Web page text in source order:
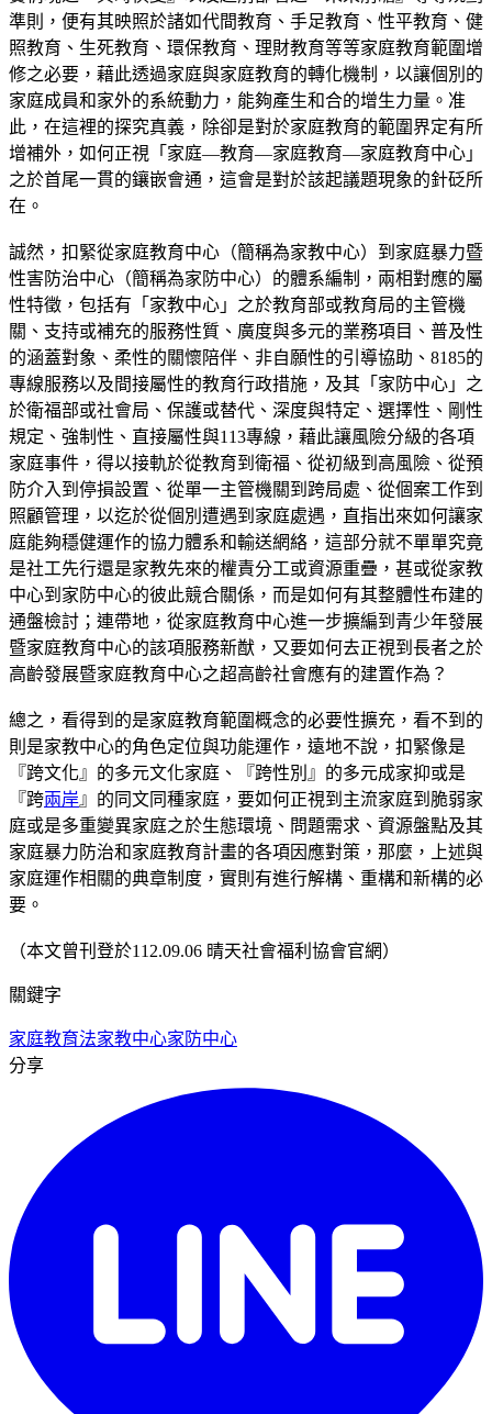
準則，便有其映照於諸如代間教育、手足教育、性平教育、健
照教育、生死教育、環保教育、理財教育等等家庭教育範圍增
修之必要，藉此透過家庭與家庭教育的轉化機制，以讓個別的
家庭成員和家外的系統動力，能夠產生和合的增生力量。准
此，在這裡的探究真義，除卻是對於家庭教育的範圍界定有所
增補外，如何正視「家庭—教育—家庭教育—家庭教育中心」
之於首尾一貫的鑲嵌會通，這會是對於該起議題現象的針砭所
在。
誠然，扣緊從家庭教育中心（簡稱為家教中心）到家庭暴力暨
性害防治中心（簡稱為家防中心）的體系編制，兩相對應的屬
性特徵，包括有「家教中心」之於教育部或教育局的主管機
關、支持或補充的服務性質、廣度與多元的業務項目、普及性
的涵蓋對象、柔性的關懷陪伴、非自願性的引導協助、8185的
專線服務以及間接屬性的教育行政措施，及其「家防中心」之
於衛福部或社會局、保護或替代、深度與特定、選擇性、剛性
規定、強制性、直接屬性與113專線，藉此讓風險分級的各項
家庭事件，得以接軌於從教育到衛福、從初級到高風險、從預
防介入到停損設置、從單一主管機關到跨局處、從個案工作到
照顧管理，以迄於從個別遭遇到家庭處遇，直指出來如何讓家
庭能夠穩健運作的協力體系和輸送網絡，這部分就不單單究竟
是社工先行還是家教先來的權責分工或資源重疊，甚或從家教
中心到家防中心的彼此競合關係，而是如何有其整體性布建的
通盤檢討；連帶地，從家庭教育中心進一步擴編到青少年發展
暨家庭教育中心的該項服務新猷，又要如何去正視到長者之於
高齡發展暨家庭教育中心之超高齡社會應有的建置作為？
總之，看得到的是家庭教育範圍概念的必要性擴充，看不到的
則是家教中心的角色定位與功能運作，遠地不說，扣緊像是
『跨文化』的多元文化家庭、『跨性別』的多元成家抑或是
『跨兩岸』的同文同種家庭，要如何正視到主流家庭到脆弱家
庭或是多重變異家庭之於生態環境、問題需求、資源盤點及其
家庭暴力防治和家庭教育計畫的各項因應對策，那麼，上述與
家庭運作相關的典章制度，實則有進行解構、重構和新構的必
要。
（本文曾刊登於112.09.06 晴天社會福利協會官網）
關鍵字
家庭教育法家教中心家防中心
分享